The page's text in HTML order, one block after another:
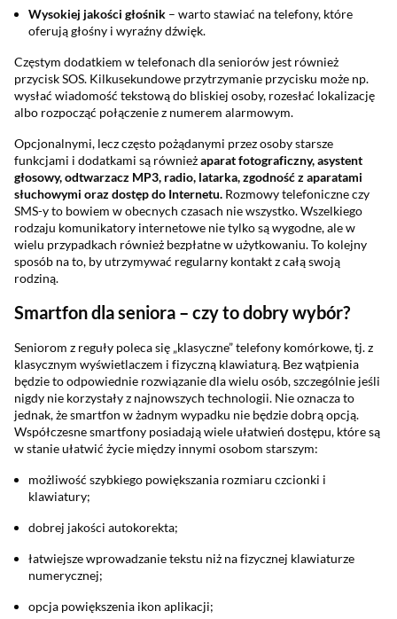
Wysokiej jakości głośnik – warto stawiać na telefony, które
oferują głośny i wyraźny dźwięk.
Częstym dodatkiem w telefonach dla seniorów jest również
przycisk SOS. Kilkusekundowe przytrzymanie przycisku może np.
wysłać wiadomość tekstową do bliskiej osoby, rozesłać lokalizację
albo rozpocząć połączenie z numerem alarmowym.
Opcjonalnymi, lecz często pożądanymi przez osoby starsze
funkcjami i dodatkami są równieżaparat fotograficzny, asystent
głosowy, odtwarzacz MP3, radio, latarka, zgodność z aparatami
słuchowymi oraz dostęp do Internetu. Rozmowy telefoniczne czy
SMS-y to bowiem w obecnych czasach nie wszystko. Wszelkiego
rodzaju komunikatory internetowe nie tylko są wygodne, ale w
wielu przypadkach również bezpłatne w użytkowaniu. To kolejny
sposób na to, by utrzymywać regularny kontakt z całą swoją
rodziną.
Smartfon dla seniora – czy to dobry wybór?
Seniorom z reguły poleca się „klasyczne” telefony komórkowe, tj. z
klasycznym wyświetlaczem i fizyczną klawiaturą. Bez wątpienia
będzie to odpowiednie rozwiązanie dla wielu osób, szczególnie jeśli
nigdy nie korzystały z najnowszych technologii. Nie oznacza to
jednak, że smartfon w żadnym wypadku nie będzie dobrą opcją.
Współczesne smartfony posiadają wiele ułatwień dostępu, które są
w stanie ułatwić życie między innymi osobom starszym:
możliwość szybkiego powiększania rozmiaru czcionki i
klawiatury;
dobrej jakości autokorekta;
łatwiejsze wprowadzanie tekstu niż na fizycznej klawiaturze
numerycznej;
opcja powiększenia ikon aplikacji;